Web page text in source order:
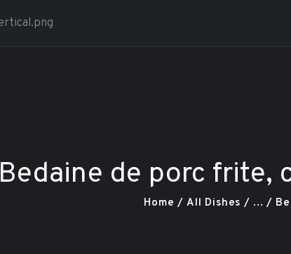
Bedaine de porc frite,
Home All Dishes ...
Carte